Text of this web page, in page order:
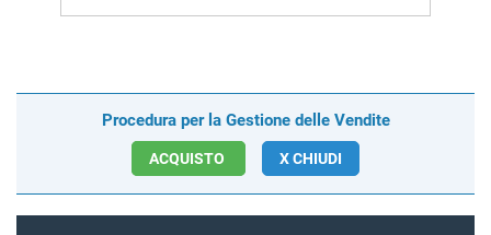
Procedura per la Gestione delle Vendite
ACQUISTO X CHIUDI